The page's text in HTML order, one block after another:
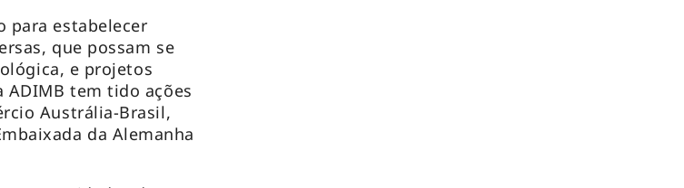
para estabelecer
que possam se
e projetos
tem tido ações
Austrália-Brasil,
da Alemanha